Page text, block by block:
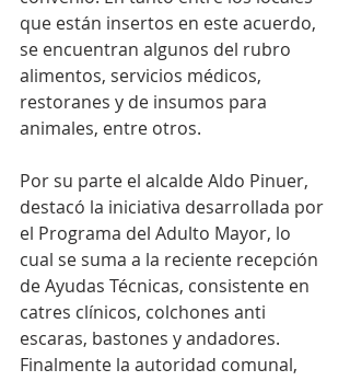
que están insertos en este acuerdo,
se encuentran algunos del rubro
alimentos, servicios médicos,
restoranes y de insumos para
animales, entre otros.
Por su parte el alcalde Aldo Pinuer,
destacó la iniciativa desarrollada por
el Programa del Adulto Mayor, lo
cual se suma a la reciente recepción
de Ayudas Técnicas, consistente en
catres clínicos, colchones anti
escaras, bastones y andadores.
Finalmente la autoridad comunal,